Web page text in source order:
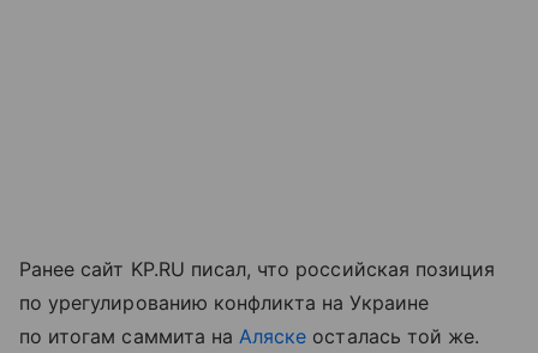
Ранее сайт KP.RU писал, что российская позиция
по урегулированию конфликта на Украине
по итогам саммита на Аляске осталась той же.